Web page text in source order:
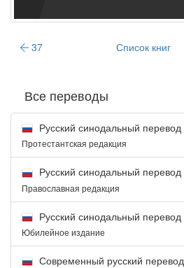
37 Список книг
Все переводы
Русский синодальный перевод
Протестантская редакция
Русский синодальный перевод
Православная редакция
Русский синодальный перевод
Юбилейное издание
Современный русский перевод